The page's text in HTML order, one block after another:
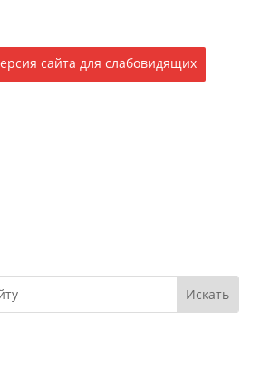
сайта для слабовидящих